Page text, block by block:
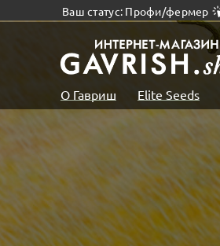
Ваш статус: Профи/фермер
О Гавриш Elite Seeds